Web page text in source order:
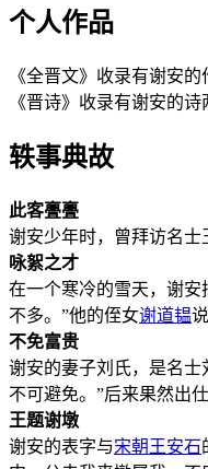
个人作品
《全晋文》收录有谢安
《晋诗》收录有谢安的
轶事典故
此客亹亹
谢安少年时，曾拜访名士
咏絮之才
在一个寒冷的雪天，谢安
不多。”他的侄女谢道韫
不免富贵
谢安的妻子刘氏，是名
不可避免。”后来果然出仕
王题谢墩
谢安的表字与宋朝 王安石